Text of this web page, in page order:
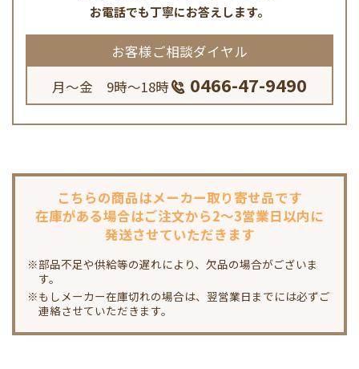
お電話でも丁寧にお答えします。
お客様ご相談ダイヤル
月～金 9時～18時
0466-47-9490
こちらの商品はメーカー取り寄せ品です
在庫がある場合はご注文から2～3営業日以内に
発送させていただきます
※部品不足や供給等の遅れにより、欠品の場合がございま
す。
※もしメーカー在庫切れの場合は、翌営業日までには必ずご
連絡させていただきます。